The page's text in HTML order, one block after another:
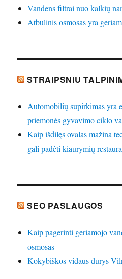
Vandens filtrai nuo kalkių
Atbulinis osmosas yra
STRAIPSNIU
Automobilių supirkimas yra
priemonės gyvavimo ciklo
Kaip išdilęs ovalas mažina
gali padėti kiaurymių
SEO PASLAUGOS
Kaip pagerinti geriamojo
osmosas
Kokybiškos vidaus durys